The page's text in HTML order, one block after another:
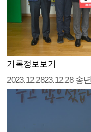
기록정보보기
2023.12.2823.12.28 송